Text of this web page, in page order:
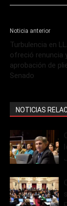
Noticia anterior
Turbulencia en
ofreció renuncia
aprobación de
Senado
NOTICIAS